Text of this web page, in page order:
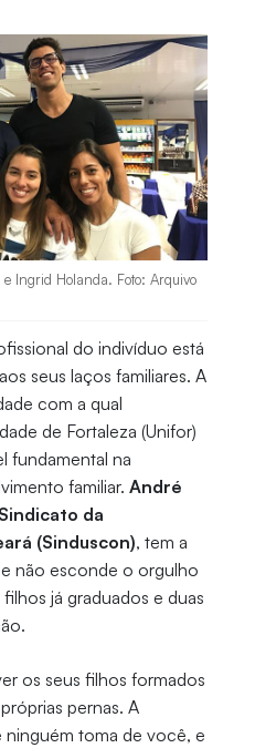
Ingrid Holanda. Foto: Arquivo
do indivíduo está
seus laços familiares. A
com a qual
de Fortaleza (Unifor)
fundamental na
familiar. André
Sindicato da
(Sinduscon), tem a
e não esconde o orgulho
já graduados e duas
os seus filhos formados
pernas. A
toma de você, e